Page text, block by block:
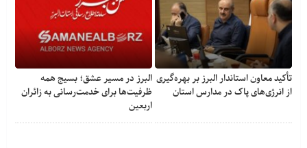
تأکید معاون استاندار البرز بر بهره‌گیری
از انرژی‌های پاک در مدارس استان
البرز در مسیر عشق؛ بسیج همه
ظرفیت‌ها برای خدمت‌رسانی به زائران
اربعین